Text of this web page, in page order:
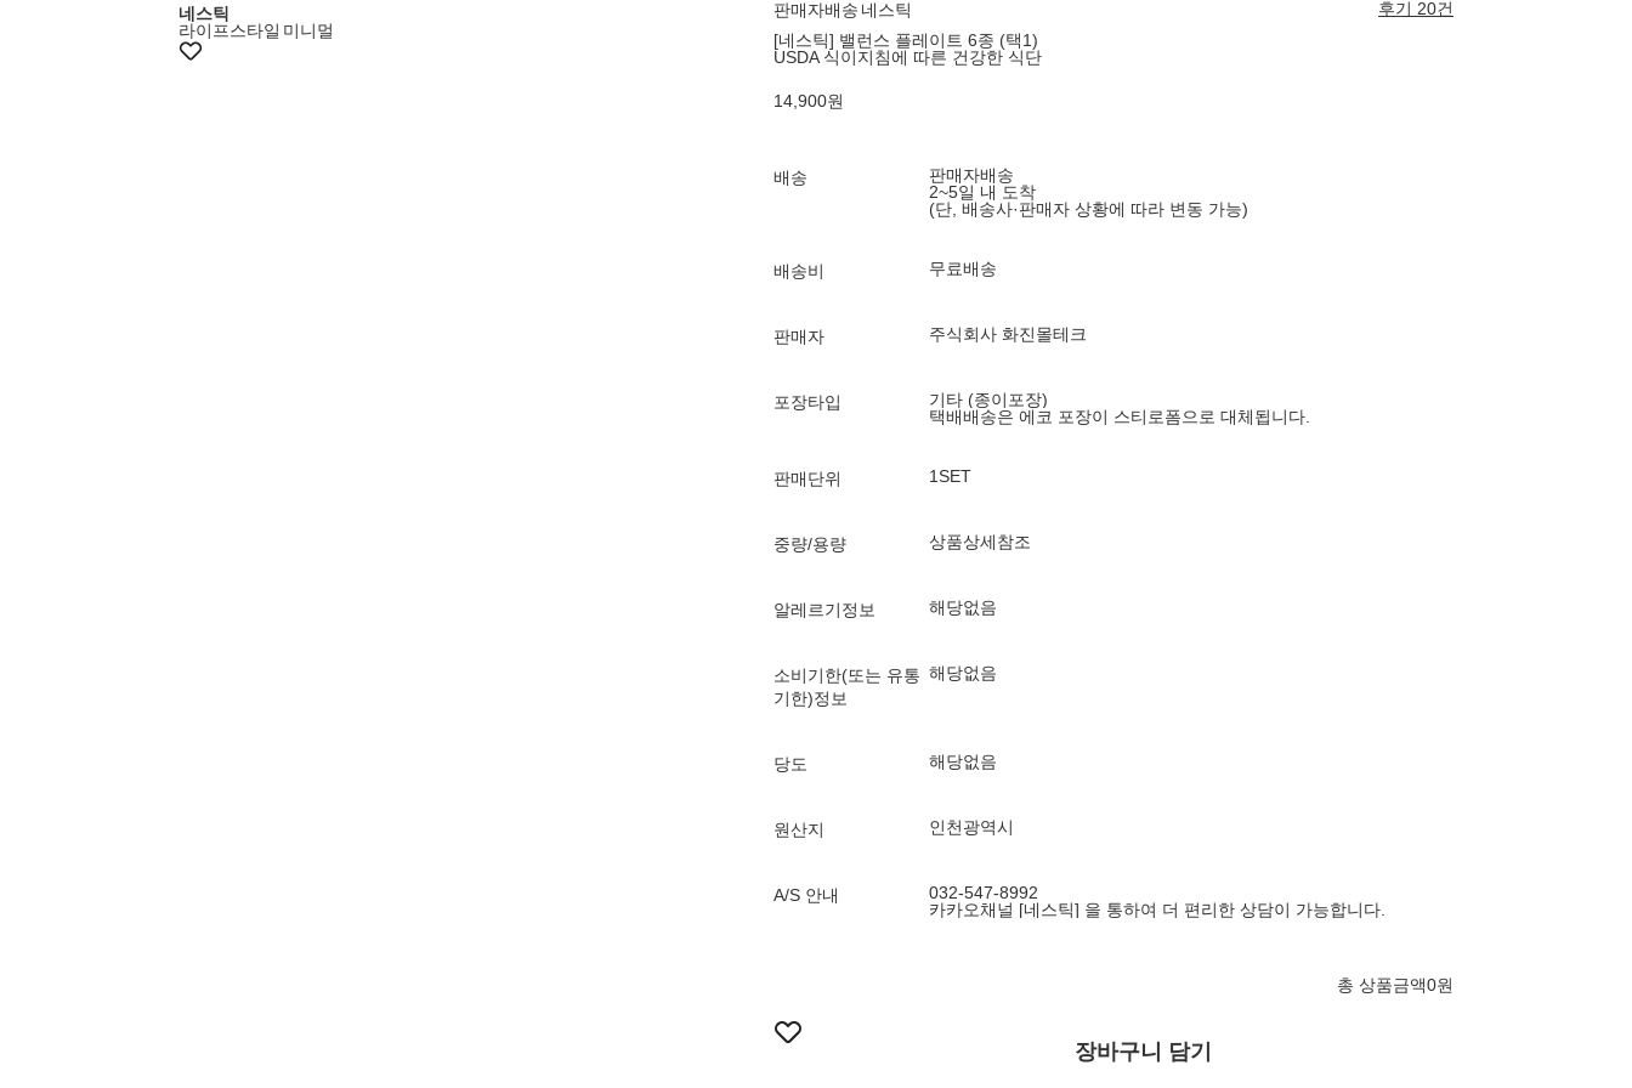
네스틱
라이프스타일 미니멀
판매자배송 네스틱
후기 20건
[네스틱] 밸런스 플레이트 6종 (택1)
USDA 식이지침에 따른 건강한 식단
14,900원
배송
판매자배송
2~5일 내 도착
(단, 배송사·판매자 상황에 따라 변동 가능)
배송비 무료배송
판매자 주식회사 화진몰테크
포장타입
기타 (종이포장)
택배배송은 에코 포장이 스티로폼으로 대체됩니다.
판매단위 1SET
중량/용량 상품상세참조
알레르기정보 해당없음
소비기한(또는 유통
기한)정보
해당없음
당도 해당없음
원산지 인천광역시
A/S 안내
032-547-8992
카카오채널 [네스틱] 을 통하여 더 편리한 상담이 가능합니다.
총 상품금액0원
장바구니 담기